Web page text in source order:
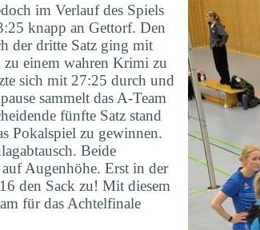
im Verlauf des Spiels
knapp an Gettorf. Den
der dritte Satz ging mit
zu einem wahren Krimi zu
sich mit 27:25 durch und
sammelt das A-Team
fünfte Satz stand
Pokalspiel zu gewinnen.
Beide
Augenhöhe. Erst in der
den Sack zu! Mit diesem
für das Achtelfinale